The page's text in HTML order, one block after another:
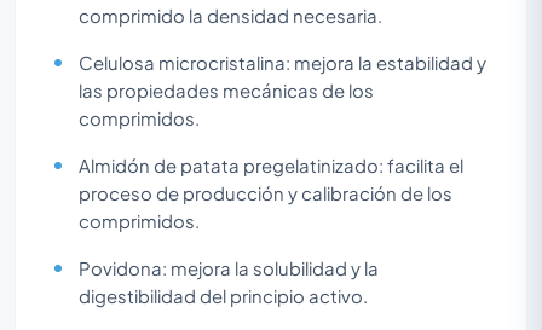
comprimido la densidad necesaria.
Celulosa microcristalina: mejora la estabilidad y
las propiedades mecánicas de los
comprimidos.
Almidón de patata pregelatinizado: facilita el
proceso de producción y calibración de los
comprimidos.
Povidona: mejora la solubilidad y la
digestibilidad del principio activo.